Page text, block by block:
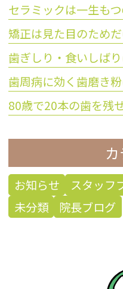
セラミックは一生もつ
歯ぎしり・食いしば
歯周病に効く歯磨き
お知らせ スタッフ
未分類
院長ブログ